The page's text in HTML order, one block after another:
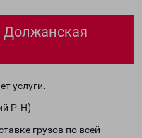
Должанская
услуги:
Р-Н)
грузов по всей